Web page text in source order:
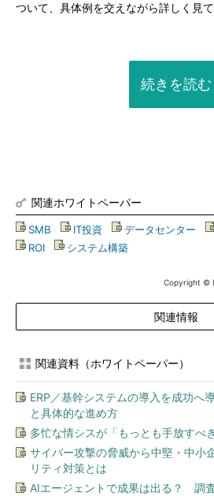
ついて、具体例を交えながら詳しく見て
続きを読む
関連ホワイトペーパー
SMB IT投資 データセンター
ROI
システム構築
Copyright ©
関連情報
関連資料（ホワイトペーパー）
ERP／基幹システムの導入を成功へ
と具体的な進め方
多忙な情シスが「もっとも手放すべ
サイバー攻撃の脅威から中堅・中小
リティ対策とは
AIエージェントで成果は出る？ 調